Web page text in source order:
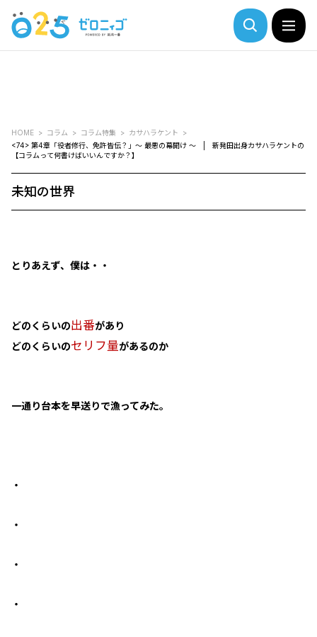
HOME コラム コラム特集
カサハラケント
<74> 第4章「役者修行、免許皆伝？」～ 最悪の幕開け ～ | 新発田出身カサハラケントの
【コラムって何書けばいいんですか？】
未知の世界
とりあえず、僕は・・
どのくらいの出番があり
どのくらいのセリフ量があるのか
一通り台本を早送りで漁ってみた。
・
・
・
・